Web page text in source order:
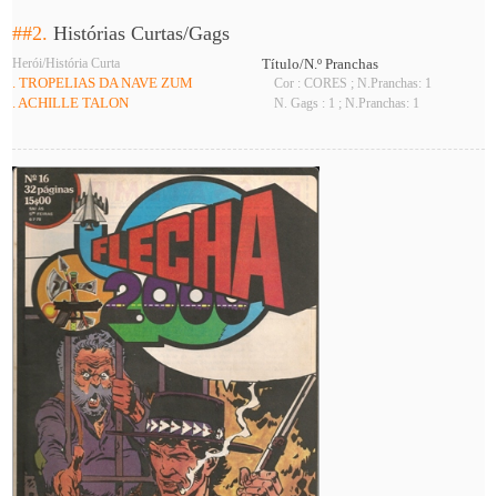
##2.Histórias Curtas/Gags
Herói/História Curta
Título/N.º Pranchas
. TROPELIAS DA NAVE ZUM
Cor : CORES ; N.Pranchas: 1
. ACHILLE TALON N. Gags : 1 ; N.Pranchas: 1